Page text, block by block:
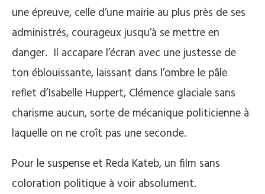
une épreuve, celle d’une mairie au plus près de ses
administrés, courageux jusqu’à se mettre en
danger. Il accapare l’écran avec une justesse de
ton éblouissante, laissant dans l’ombre le pâle
reflet d’Isabelle Huppert, Clémence glaciale sans
charisme aucun, sorte de mécanique politicienne à
laquelle on ne croît pas une seconde.
Pour le suspense et Reda Kateb, un film sans
coloration politique à voir absolument.